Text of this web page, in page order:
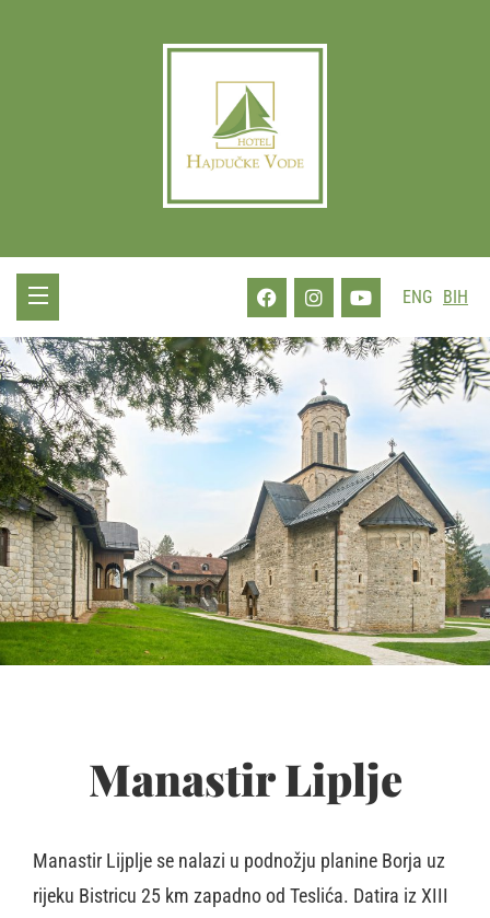
BIH
ENG
Manastir Liplje
Manastir Lijplje se nalazi u podnožju planine Borja uz
rijeku Bistricu 25 km zapadno od Teslića. Datira iz XIII